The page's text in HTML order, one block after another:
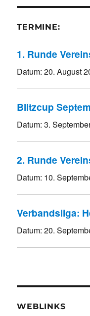
TERMINE:
1. Runde
Datum:20. August
Blitzcup
Datum:3.
2. Runde
Datum: 10.
Verbandsliga:
Datum:20.
WEBLINKS